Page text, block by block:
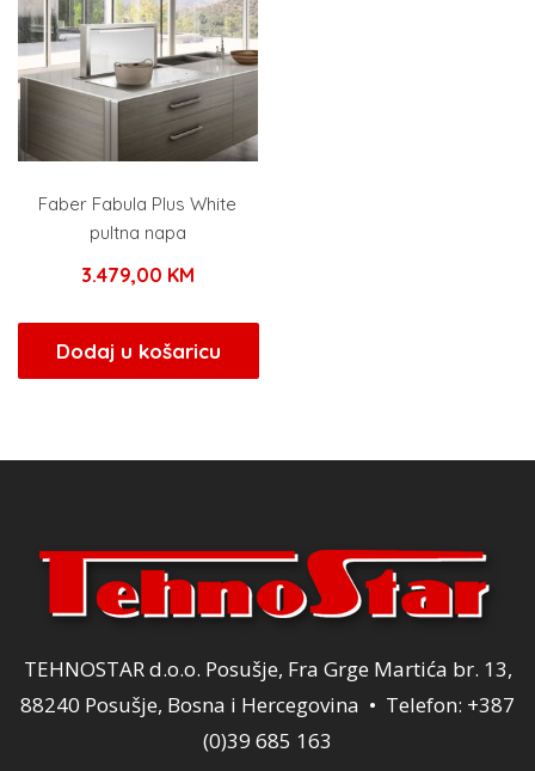
Faber Fabula Plus White
pultna napa
3.479,00 KM
Dodaj u košaricu
TEHNOSTAR d.o.o. Posušje, Fra Grge Martića br. 13,
88240 Posušje, Bosna i Hercegovina • Telefon: +387
(0)39 685 163